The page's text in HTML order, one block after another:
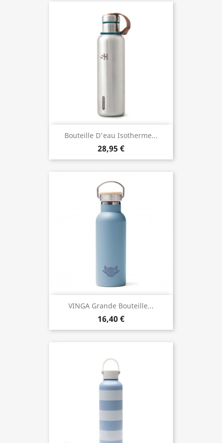
Bouteille D'eau Isotherme...
28,95 €
VINGA Grande Bouteille...
16,40 €